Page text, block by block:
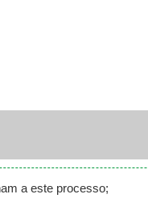
a este processo;